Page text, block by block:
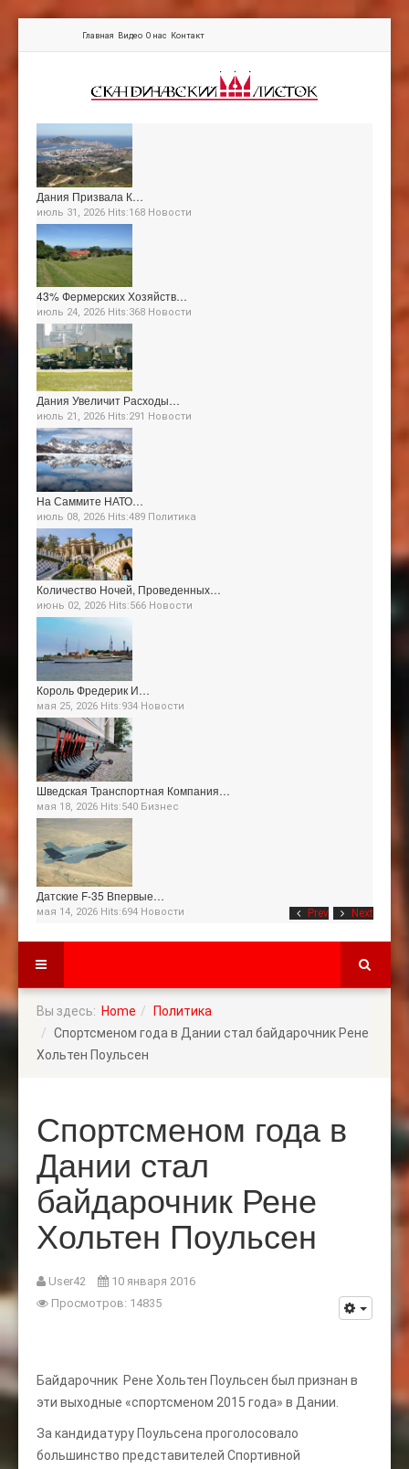
Главная Видео О нас Контакт
Prev Next
Дания Призвала К…
июль 31, 2026 Hits:168 Новости
43% Фермерских Хозяйств…
июль 24, 2026 Hits:368 Новости
Дания Увеличит Расходы…
июль 21, 2026 Hits:291 Новости
На Саммите НАТО…
июль 08, 2026 Hits:489 Политика
Количество Ночей, Проведенных…
июнь 02, 2026 Hits:566 Новости
Король Фредерик И…
мая 25, 2026 Hits:934 Новости
Шведская Транспортная Компания…
мая 18, 2026 Hits:540 Бизнес
Датские F-35 Впервые…
мая 14, 2026 Hits:694 Новости
Вы здесь: Home
Политика
Спортсменом года в Дании стал байдарочник Рене
Хольтен Поульсен
Спортсменом года в
Дании стал
байдарочник Рене
Хольтен Поульсен
User42
10 января 2016
Просмотров: 14835
Байдарочник Рене Хольтен Поульсен был признан в
эти выходные «спортсменом 2015 года» в Дании.
За кандидатуру Поульсена проголосовало
большинство представителей Спортивной